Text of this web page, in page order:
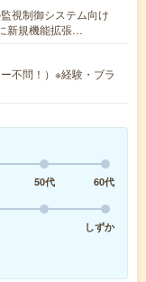
視制御システム向け
新規機能拡張…
不問！）※経験・ブラ
50代
60代
しずか